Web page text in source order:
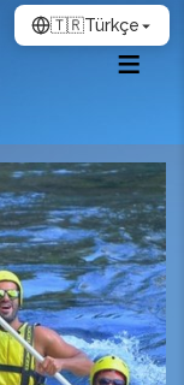
🇹🇷Türkçe